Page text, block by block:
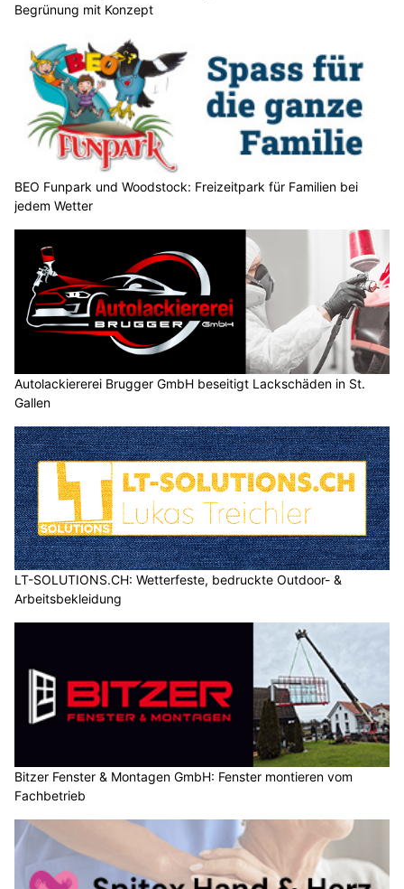
Begrünung mit Konzept
BEO Funpark und Woodstock: Freizeitpark für Familien bei
jedem Wetter
Autolackiererei Brugger GmbH beseitigt Lackschäden in St.
Gallen
LT-SOLUTIONS.CH: Wetterfeste, bedruckte Outdoor- &
Arbeitsbekleidung
Bitzer Fenster & Montagen GmbH: Fenster montieren vom
Fachbetrieb